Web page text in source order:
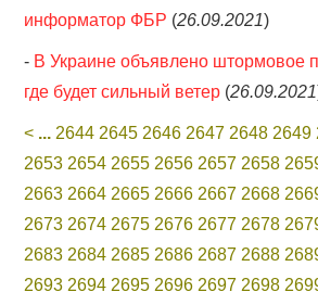
информатор ФБР (26.09.2021)
- В Украине объявлено штормовое
где будет сильный ветер (26.09.2021
< ... 2644 2645 2646 2647 2648 2649
2653 2654 2655 2656 2657 2658
2663 2664 2665 2666 2667 2668
2673 2674 2675 2676 2677 2678
2683 2684 2685 2686 2687 2688
2693 2694 2695 2696 2697 2698